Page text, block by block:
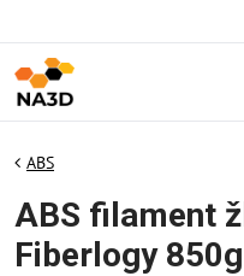
ABS
ABS filament
Fiberlogy 850g